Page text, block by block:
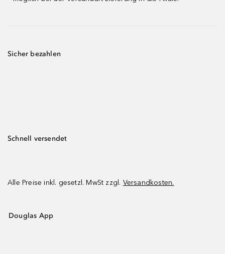
Sicher bezahlen
Schnell versendet
Alle Preise inkl. gesetzl. MwSt zzgl. Versandkosten.
Douglas App